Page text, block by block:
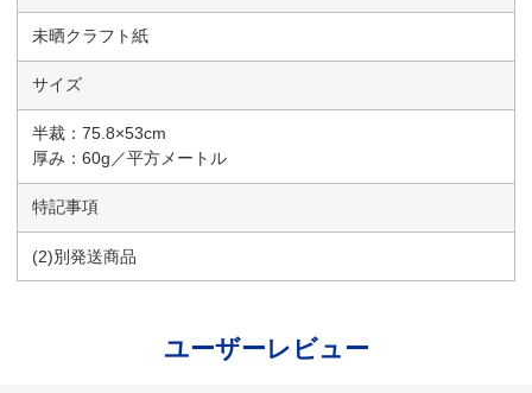
未晒クラフト紙
サイズ
半裁：75.8×53cm
厚み：60g／平方メートル
特記事項
(2)別発送商品
ユーザーレビュー